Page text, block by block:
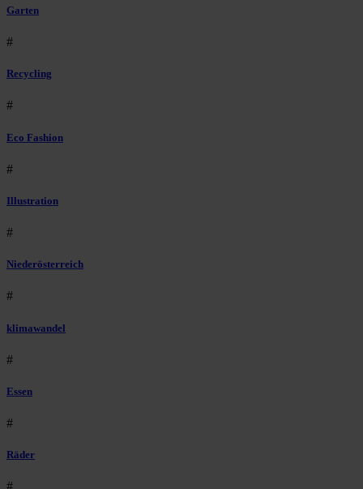
Garten
#
Recycling
#
Eco Fashion
#
Illustration
#
Niederösterreich
#
klimawandel
#
Essen
#
Räder